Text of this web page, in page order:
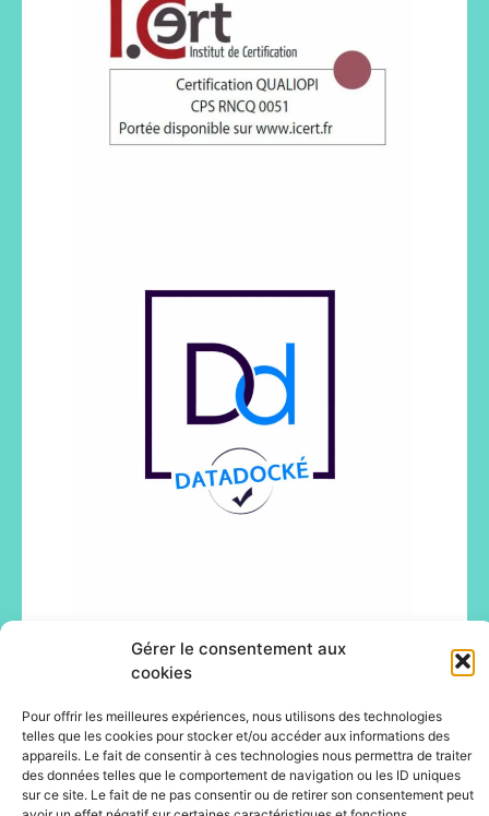
Gérer le consentement aux
cookies
Pour offrir les meilleures expériences, nous utilisons des technologies
telles que les cookies pour stocker et/ou accéder aux informations des
appareils. Le fait de consentir à ces technologies nous permettra de traiter
des données telles que le comportement de navigation ou les ID uniques
sur ce site. Le fait de ne pas consentir ou de retirer son consentement peut